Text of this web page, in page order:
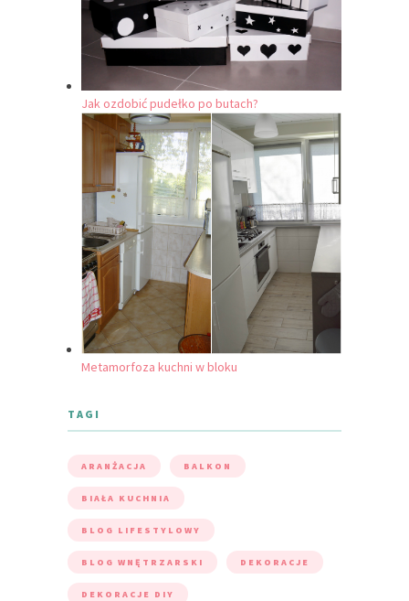
Jak ozdobić pudełko po butach?
Metamorfoza kuchni w bloku
TAGI
ARANŻACJA BALKON
BIAŁA KUCHNIA
BLOG LIFESTYLOWY
BLOG WNĘTRZARSKI DEKORACJE
DEKORACJE DIY